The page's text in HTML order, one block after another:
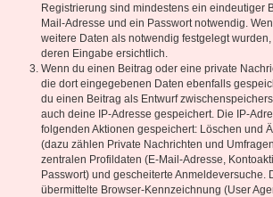
Registrierung sind mindestens ein eindeutiger
Mail-Adresse und ein Passwort notwendig.
weitere Daten als notwendig festgelegt
deren Eingabe ersichtlich.
Wenn du einen Beitrag oder eine private
die dort eingegebenen Daten ebenfalls
du einen Beitrag als Entwurf
auch deine IP-Adresse gespeichert. Die IP-
folgenden Aktionen gespeichert: Löschen und
(dazu zählen Private Nachrichten und
zentralen Profildaten (E-Mail-Adresse,
Passwort) und gescheiterte Anmeldeversuche.
übermittelte Browser-Kennzeichnung (User